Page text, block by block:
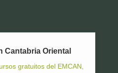
Cantabria Oriental
gratuitos del EMCAN,